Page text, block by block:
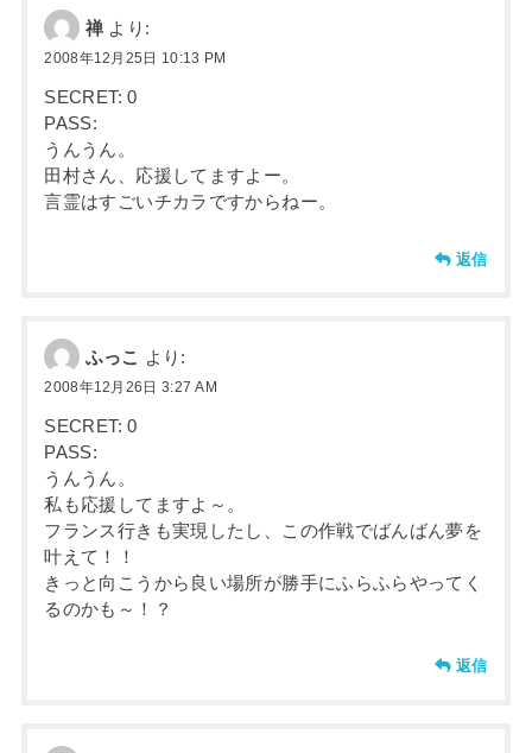
禅 より:
2008年12月25日 10:13 PM
SECRET: 0
PASS:
うんうん。
田村さん、応援してますよー。
言霊はすごいチカラですからねー。
返信
ふっこ より:
2008年12月26日 3:27 AM
SECRET: 0
PASS:
うんうん。
私も応援してますよ～。
フランス行きも実現したし、この作戦でばんばん夢を
叶えて！！
きっと向こうから良い場所が勝手にふらふらやってく
るのかも～！？
返信